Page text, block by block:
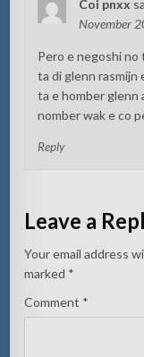
Coi pnxx
November
Pero e negoshi no
ta di glenn rasmijn
ta e homber glenn
nomber wak e co
Reply
Leave a
Your email address
marked *
Comment *